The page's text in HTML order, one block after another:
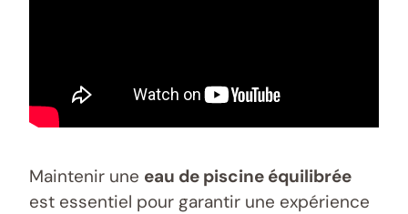
Maintenir une eau de piscine équilibrée
est essentiel pour garantir une expérience